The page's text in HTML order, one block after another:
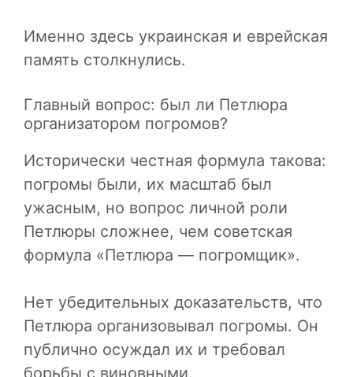
Именно здесь украинская и еврейская
память столкнулись.
Главный вопрос: был ли Петлюра
организатором погромов?
Исторически честная формула такова:
погромы были, их масштаб был
ужасным, но вопрос личной роли
Петлюры сложнее, чем советская
формула «Петлюра — погромщик».
Нет убедительных доказательств, что
Петлюра организовывал погромы. Он
публично осуждал их и требовал